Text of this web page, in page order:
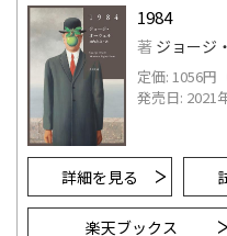
1984
著 ジョージ
定価: 1056円
発売日: 2021
詳細を見る
楽天ブックス